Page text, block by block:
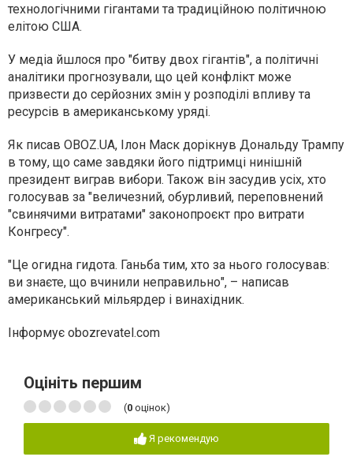
технологічними гігантами та традиційною політичною
елітою США.
У медіа йшлося про "битву двох гігантів", а політичні
аналітики прогнозували, що цей конфлікт може
призвести до серйозних змін у розподілі впливу та
ресурсів в американському уряді.
Як писав OBOZ.UA, Ілон Маск дорікнув Дональду Трампу
в тому, що саме завдяки його підтримці нинішній
президент виграв вибори. Також він засудив усіх, хто
голосував за "величезний, обурливий, переповнений
"свинячими витратами" законопроєкт про витрати
Конгресу".
"Це огидна гидота. Ганьба тим, хто за нього голосував:
ви знаєте, що вчинили неправильно", – написав
американський мільярдер і винахідник.
Інформує obozrevatel.com
Оцініть першим
(0 оцінок)
Я рекомендую